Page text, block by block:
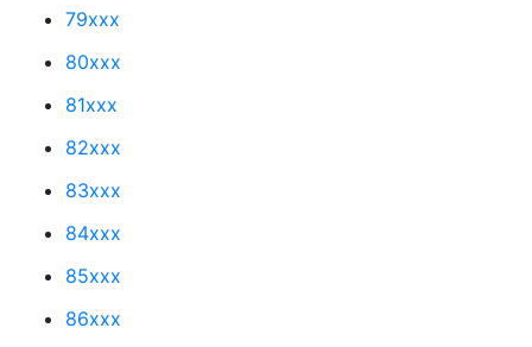
79xxx
80xxx
81xxx
82xxx
83xxx
84xxx
85xxx
86xxx